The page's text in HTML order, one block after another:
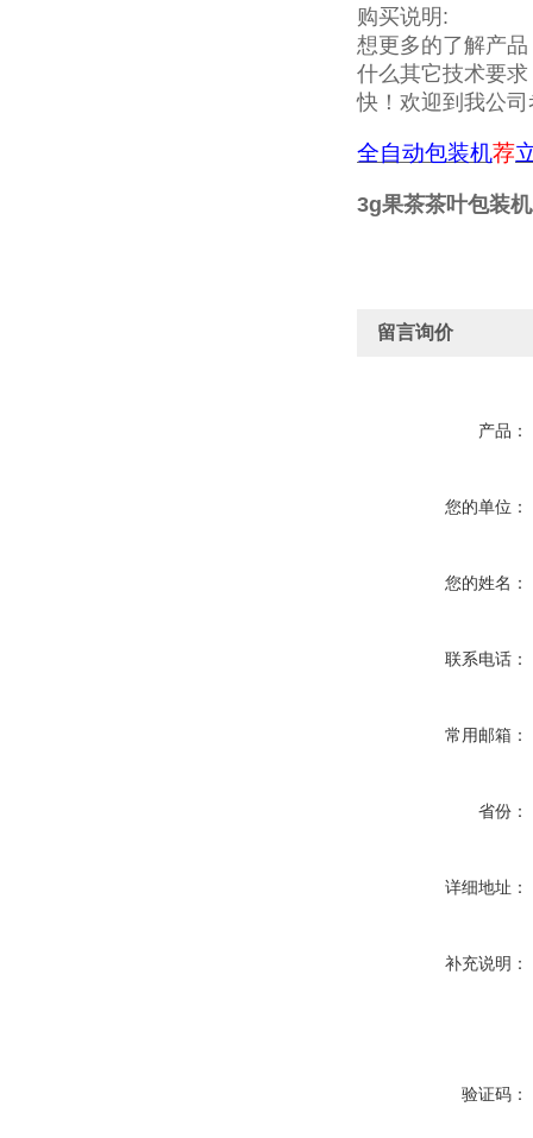
购买说明:
想更多的了解产
什么其它技术要
快！欢迎到我公
全自动包装机荐
3g果茶茶叶包装
留言询价
产品：
您的单位：
您的姓名：
联系电话：
常用邮箱：
省份：
详细地址：
补充说明：
验证码：